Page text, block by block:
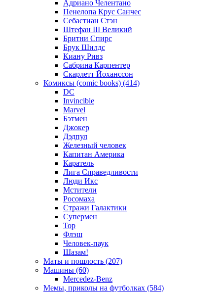
Адриано Челентано
Пенелопа Крус Санчес
Себастиан Стэн
Штефан III Великий
Бритни Спирс
Брук Шилдс
Киану Ривз
Сабрина Карпентер
Скарлетт Йоханссон
Комиксы (comic books) (414)
DC
Invincible
Marvel
Бэтмен
Джокер
Дэдпул
Железный человек
Капитан Америка
Каратель
Лига Справедливости
Люди Икс
Мстители
Росомаха
Стражи Галактики
Супермен
Тор
Флэш
Человек-паук
Шазам!
Маты и пошлость (207)
Машины (60)
Mercedez-Benz
Мемы, приколы на футболках (584)